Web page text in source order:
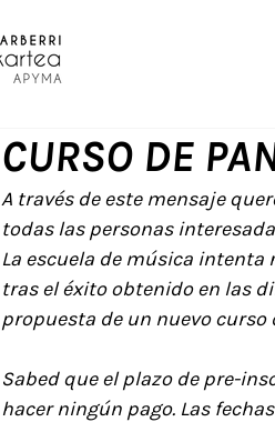
CURSO DE
A través de este mensaje
todas las personas
La escuela de música
tras el éxito obtenido en las
propuesta de un nuevo curso
Sabed que el plazo de pre-
hacer ningún pago. Las